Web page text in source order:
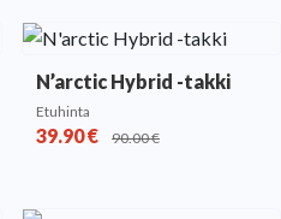
N’arctic Hybrid -takki
Etuhinta
39.90€ 90.00€